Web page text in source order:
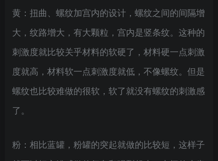
黄：扭曲、螺纹加宫内的设计，螺纹之间的间隔增
大，纹路增大，有大颗粒，宫内是竖条纹。这种的
刺激度就比较关乎材料的软硬了，材料硬一点刺激
度就高，材料软一点刺激度就低，不像螺纹。但是
螺纹也比较难做的很软，软了就没有螺纹的刺激感
了。
粉：相比蓝罐，粉罐的突起就做的比较短，这样子